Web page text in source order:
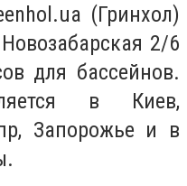
(Гринхол)
2/6
для бассейнов.
в Киев,
Запорожье и в